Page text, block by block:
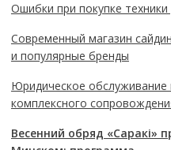
Ошибки при покупке
Современный магазин
и популярные бренды
Юридическое
комплексного
Весенний обряд «Саракі»